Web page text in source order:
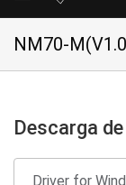
NM70-
Descarga